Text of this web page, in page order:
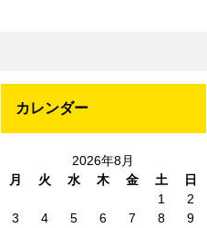
カレンダー
2026年8月
月
火 水 木 金 土
日
1
2
3
4 5 6 7 8
9